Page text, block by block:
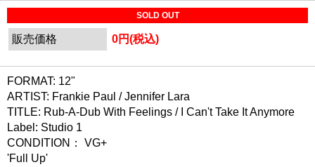
SOLD OUT
販売価格 0円(税込)
FORMAT: 12"
ARTIST: Frankie Paul / Jennifer Lara
TITLE: Rub-A-Dub With Feelings / I Can't Take It Anymore
Label: Studio 1
CONDITION： VG+
'Full Up'